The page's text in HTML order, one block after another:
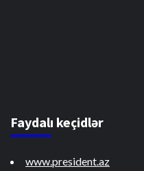
Faydalı keçidlər
www.president.az